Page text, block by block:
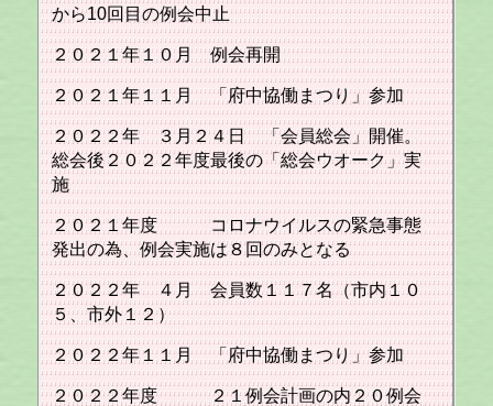
から10回目の例会中止
２０２１年１０月 例会再開
２０２１年１１月 「府中協働まつり」参加
２０２２年 ３月２４日 「会員総会」開催。
総会後２０２２年度最後の「総会ウオーク」実
施
２０２１年度 コロナウイルスの緊急事態
発出の為、例会実施は８回のみとなる
２０２２年 ４月 会員数１１７名（市内１０
５、市外１２）
２０２２年１１月 「府中協働まつり」参加
２０２２年度 ２１例会計画の内２０例会